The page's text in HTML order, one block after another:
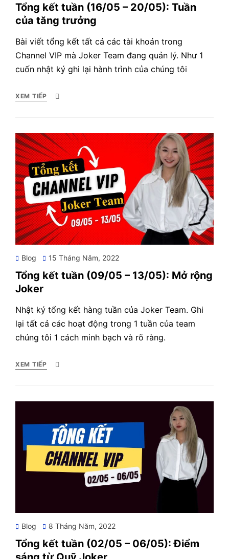
Tổng kết tuần (16/05 – 20/05): Tuần
của tăng trưởng
Bài viết tổng kết tất cả các tài khoản trong
Channel VIP mà Joker Team đang quản lý. Như 1
cuốn nhật ký ghi lại hành trình của chúng tôi
XEM TIẾP
Blog
Posted
15 Tháng Năm, 2022
Tổng kết tuần (09/05 – 13/05): Mở rộng
Joker
Nhật ký tổng kết hàng tuần của Joker Team. Ghi
lại tất cả các hoạt động trong 1 tuần của team
chúng tôi 1 cách minh bạch và rõ ràng.
XEM TIẾP
Blog
Posted
8 Tháng Năm, 2022
Tổng kết tuần (02/05 – 06/05): Điểm